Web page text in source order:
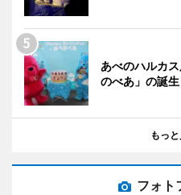
あべのハルカ
のべあ」の誕生
もっ
フォト